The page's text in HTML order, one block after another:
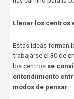
Llenar los centros
Estas ideas forman
trabajarse el 30 de
los centros se
entendimiento
modos de pensar.